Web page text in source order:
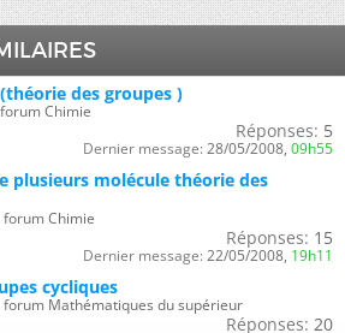
des groupes )
Chimie
Réponses: 5
Dernier message: 28/05/2008, 09h55
plusieurs molécule théorie des
Chimie
Réponses: 15
Dernier message: 22/05/2008, 19h11
cycliques
forum Mathématiques du supérieur
Réponses: 20